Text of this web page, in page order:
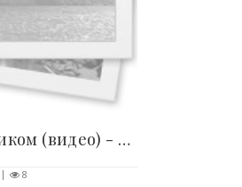
Не шути с уборщиком (видео) - «Хорошее настроение»..
8